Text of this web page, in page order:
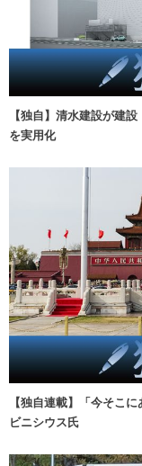
【独自】清水建設が建
を実用化
【独自連載】「今そこ
ビニシウス氏